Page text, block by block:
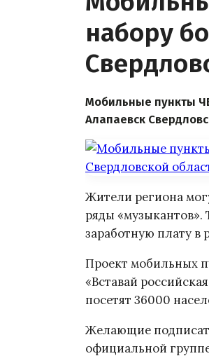
набору
Мобильные пункты
Алапаевск
Жители региона
ряды «музыкантов».
заработную плату в
Проект мобильных
«Вставай
посетят 36000
Желающие
официальной